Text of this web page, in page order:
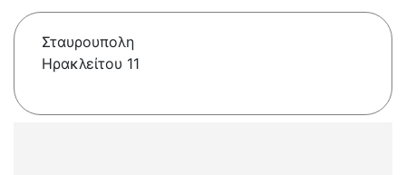
Σταυρουπολη
Ηρακλείτου 11